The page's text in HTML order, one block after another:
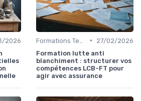
2026
•
27/02/2026
Formation lutte anti
blanchiment : structurer vos
compétences LCB-FT pour
agir avec assurance